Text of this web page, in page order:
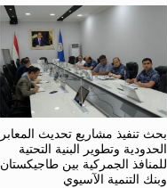
بحث تنفيذ مشاريع تحديث المعابر
الحدودية وتطوير البنية التحتية
للمنافذ الجمركية بين طاجيكستان
وبنك التنمية الآسيوي